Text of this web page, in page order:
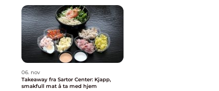
06. nov
Takeaway fra Sartor Center: Kjapp,
smakfull mat å ta med hjem